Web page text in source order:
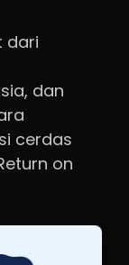
dari
dan
cerdas
on